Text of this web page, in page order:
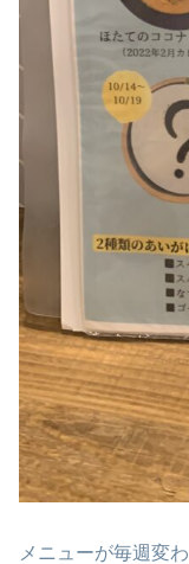
メニューが毎週変